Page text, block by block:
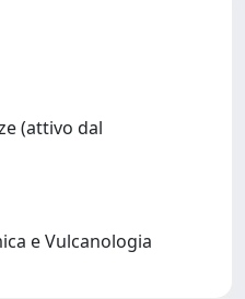
(attivo dal
e Vulcanologia